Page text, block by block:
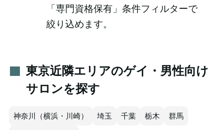
「専門資格保有」条件フィルターで
絞り込めます。
東京近隣エリアのゲイ・男性向け
サロンを探す
神奈川（横浜・川崎） 埼玉 千葉 栃木 群馬